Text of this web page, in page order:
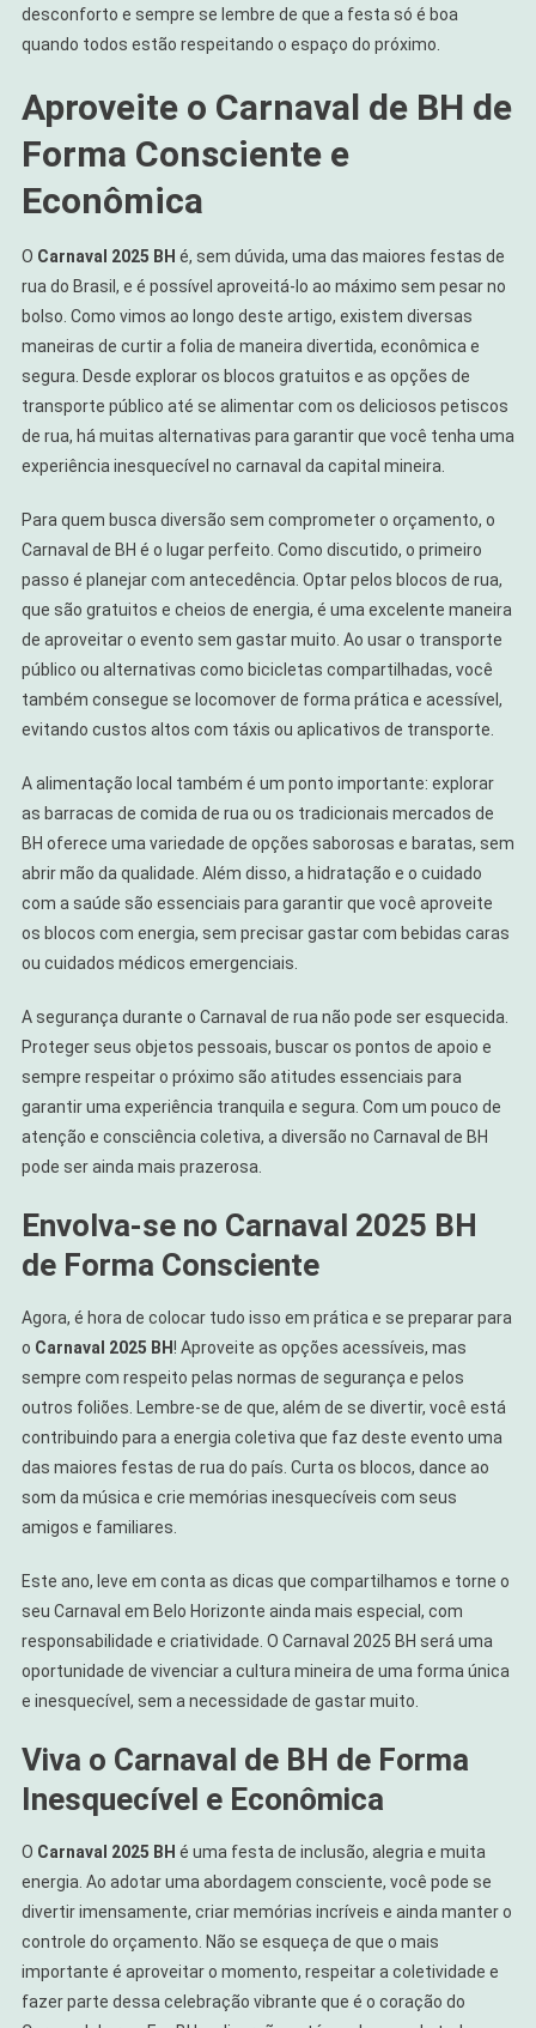
desconforto e sempre se lembre de que a festa só é boa
quando todos estão respeitando o espaço do próximo.
Aproveite o Carnaval de BH de
Forma Consciente e
Econômica
O Carnaval 2025 BH é, sem dúvida, uma das maiores festas de
rua do Brasil, e é possível aproveitá-lo ao máximo sem pesar no
bolso. Como vimos ao longo deste artigo, existem diversas
maneiras de curtir a folia de maneira divertida, econômica e
segura. Desde explorar os blocos gratuitos e as opções de
transporte público até se alimentar com os deliciosos petiscos
de rua, há muitas alternativas para garantir que você tenha uma
experiência inesquecível no carnaval da capital mineira.
Para quem busca diversão sem comprometer o orçamento, o
Carnaval de BH é o lugar perfeito. Como discutido, o primeiro
passo é planejar com antecedência. Optar pelos blocos de rua,
que são gratuitos e cheios de energia, é uma excelente maneira
de aproveitar o evento sem gastar muito. Ao usar o transporte
público ou alternativas como bicicletas compartilhadas, você
também consegue se locomover de forma prática e acessível,
evitando custos altos com táxis ou aplicativos de transporte.
A alimentação local também é um ponto importante: explorar
as barracas de comida de rua ou os tradicionais mercados de
BH oferece uma variedade de opções saborosas e baratas, sem
abrir mão da qualidade. Além disso, a hidratação e o cuidado
com a saúde são essenciais para garantir que você aproveite
os blocos com energia, sem precisar gastar com bebidas caras
ou cuidados médicos emergenciais.
A segurança durante o Carnaval de rua não pode ser esquecida.
Proteger seus objetos pessoais, buscar os pontos de apoio e
sempre respeitar o próximo são atitudes essenciais para
garantir uma experiência tranquila e segura. Com um pouco de
atenção e consciência coletiva, a diversão no Carnaval de BH
pode ser ainda mais prazerosa.
Envolva-se no Carnaval 2025 BH
de Forma Consciente
Agora, é hora de colocar tudo isso em prática e se preparar para
o Carnaval 2025 BH! Aproveite as opções acessíveis, mas
sempre com respeito pelas normas de segurança e pelos
outros foliões. Lembre-se de que, além de se divertir, você está
contribuindo para a energia coletiva que faz deste evento uma
das maiores festas de rua do país. Curta os blocos, dance ao
som da música e crie memórias inesquecíveis com seus
amigos e familiares.
Este ano, leve em conta as dicas que compartilhamos e torne o
seu Carnaval em Belo Horizonte ainda mais especial, com
responsabilidade e criatividade. O Carnaval 2025 BH será uma
oportunidade de vivenciar a cultura mineira de uma forma única
e inesquecível, sem a necessidade de gastar muito.
Viva o Carnaval de BH de Forma
Inesquecível e Econômica
O Carnaval 2025 BH é uma festa de inclusão, alegria e muita
energia. Ao adotar uma abordagem consciente, você pode se
divertir imensamente, criar memórias incríveis e ainda manter o
controle do orçamento. Não se esqueça de que o mais
importante é aproveitar o momento, respeitar a coletividade e
fazer parte dessa celebração vibrante que é o coração do